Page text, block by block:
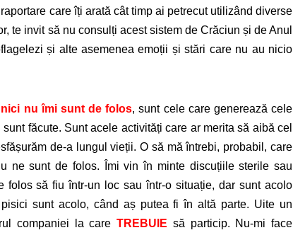
care îți arată cât timp ai petrecut utilizând diverse
te invit să nu consulți acest sistem de Crăciun și de Anul
și alte asemenea emoții și stări care nu au nicio
nu îmi sunt de folos, sunt cele care generează cele
făcute. Sunt acele activități care ar merita să aibă cel
de-a lungul vieții. O să mă întrebi, probabil, care
ne sunt de folos. Îmi vin în minte discuțiile sterile sau
să fiu într-un loc sau într-o situație, dar sunt acolo
sunt acolo, când aș putea fi în altă parte. Uite un
companiei la careTREBUIE să particip. Nu-mi face